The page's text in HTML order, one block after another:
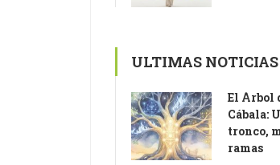
ULTIMAS NOTICIAS
El Árbol
Cábala:
tronco,
ramas